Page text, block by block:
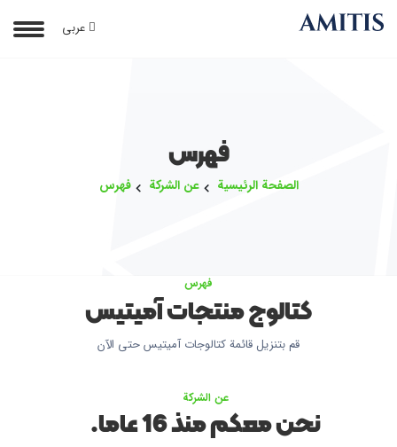
عربی
فهرس
الصفحة الرئيسية عن الشركة فهرس
فهرس
كتالوج منتجات آمیتیس
قم بتنزيل قائمة كتالوجات آمیتیس حتى الآن
عن الشركة
نحن معكم منذ 16 عاما.